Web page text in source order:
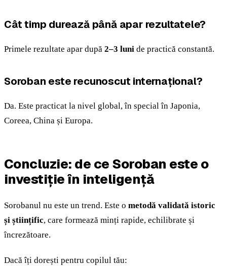
Cât timp durează până apar rezultatele?
Primele rezultate apar după 2–3 luni de practică constantă.
Soroban este recunoscut internațional?
Da. Este practicat la nivel global, în special în Japonia,
Coreea, China și Europa.
Concluzie: de ce Soroban este o
investiție în inteligență
Sorobanul nu este un trend. Este o metodă validată istoric
și științific, care formează minți rapide, echilibrate și
încrezătoare.
Dacă îți dorești pentru copilul tău: